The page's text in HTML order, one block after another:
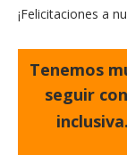
¡Felicitaciones a
Tenemos
seguir
inclusiva.